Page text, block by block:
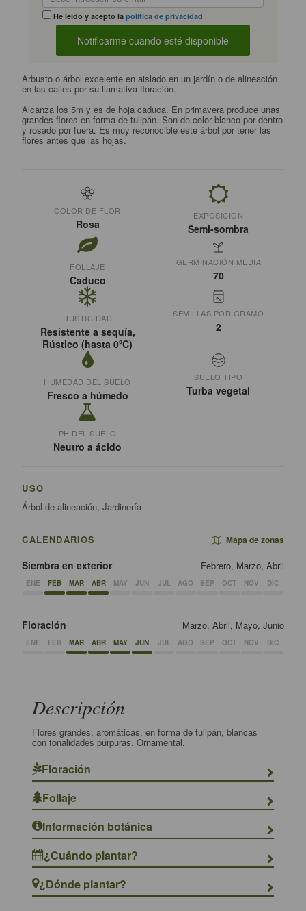
He leído y acepto lapolítica de privacidad
Arbusto o árbol excelente en aislado en un jardín o de alineación
en las calles por su llamativa floración.
Alcanza los 5m y es de hoja caduca. En primavera produce unas
grandes flores en forma de tulipán. Son de color blanco por dentro
y rosado por fuera. Es muy reconocible este árbol por tener las
flores antes que las hojas.
COLOR DE FLOR
Rosa
EXPOSICIÓN
Semi-sombra
FOLLAJE
Caduco
GERMINACIÓN MEDIA
70
RUSTICIDAD
Resistente a sequía,
Rústico (hasta 0ºC)
SEMILLAS POR GRAMO
2
HUMEDAD DEL SUELO
Fresco a húmedo
SUELO TIPO
Turba vegetal
PH DEL SUELO
Neutro a ácido
USO
Árbol de alineación, Jardinería
CALENDARIOS Mapa de zonas
Siembra en exterior Febrero, Marzo, Abril
ENE FEB MAR ABR MAY JUN JUL AGO SEP OCT NOV DIC
Floración Marzo, Abril, Mayo, Junio
ENE FEB MAR ABR MAY JUN JUL AGO SEP OCT NOV DIC
Descripción
Flores grandes, aromáticas, en forma de tulipán, blancas
con tonalidades púrpuras. Ornamental.
Floración
Follaje
Información botánica
¿Cuándo plantar?
¿Dónde plantar?